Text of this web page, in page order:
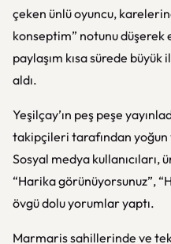
çeken ünlü oyuncu,
konseptim” notunu düşerek
paylaşım kısa sürede
aldı.
Yeşilçay’ın peş peşe
takipçileri tarafından
Sosyal medya kullanıcıları,
“Harika görünüyorsunuz”,
övgü dolu yorumlar yaptı.
Marmaris sahillerinde ve